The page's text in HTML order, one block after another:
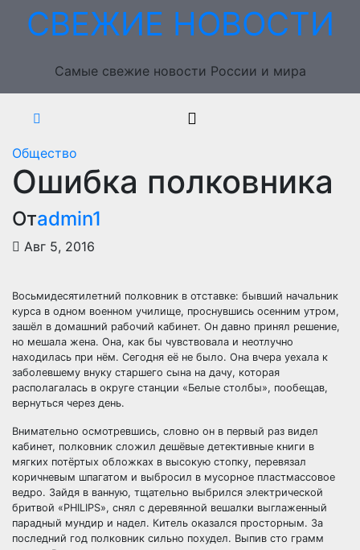
ПерейтиСВЕЖИЕ НОВОСТИ
Самые свежие новости России и мира
Общество
Ошибка полковника
Отadmin1
Авг 5, 2016
Восьмидесятилетний полковник в отставке: бывший начальник
курса в одном военном училище, проснувшись осенним утром,
зашёл в домашний рабочий кабинет. Он давно принял решение,
но мешала жена. Она, как бы чувствовала и неотлучно
находилась при нём. Сегодня её не было. Она вчера уехала к
заболевшему внуку старшего сына на дачу, которая
располагалась в округе станции «Белые столбы», пообещав,
вернуться через день.
Внимательно осмотревшись, словно он в первый раз видел
кабинет, полковник сложил дешёвые детективные книги в
мягких потёртых обложках в высокую стопку, перевязал
коричневым шпагатом и выбросил в мусорное пластмассовое
ведро. Зайдя в ванную, тщательно выбрился электрической
бритвой «PHILIPS», снял с деревянной вешалки выглаженный
парадный мундир и надел. Китель оказался просторным. За
последний год полковник сильно похудел. Выпив сто грамм